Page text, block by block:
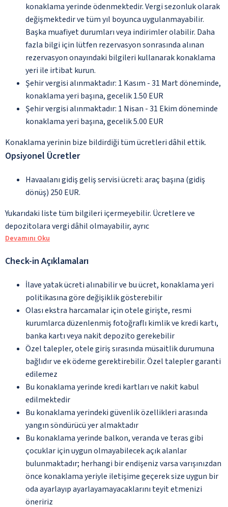
konaklama yerinde ödenmektedir. Vergi sezonluk olarak
değişmektedir ve tüm yıl boyunca uygulanmayabilir.
Başka muafiyet durumları veya indirimler olabilir. Daha
fazla bilgi için lütfen rezervasyon sonrasında alınan
rezervasyon onayındaki bilgileri kullanarak konaklama
yeri ile irtibat kurun.
Şehir vergisi alınmaktadır: 1 Kasım - 31 Mart döneminde,
konaklama yeri başına, gecelik 1.50 EUR
Şehir vergisi alınmaktadır: 1 Nisan - 31 Ekim döneminde
konaklama yeri başına, gecelik 5.00 EUR
Konaklama yerinin bize bildirdiği tüm ücretleri dâhil ettik.
Opsiyonel Ücretler
Havaalanı gidiş geliş servisi ücreti: araç başına (gidiş
dönüş) 250 EUR.
Yukarıdaki liste tüm bilgileri içermeyebilir. Ücretlere ve
depozitolara vergi dâhil olmayabilir, ayrıc
Devamını Oku
Check-in Açıklamaları
İlave yatak ücreti alınabilir ve bu ücret, konaklama yeri
politikasına göre değişiklik gösterebilir
Olası ekstra harcamalar için otele girişte, resmi
kurumlarca düzenlenmiş fotoğraflı kimlik ve kredi kartı,
banka kartı veya nakit depozito gerekebilir
Özel talepler, otele giriş sırasında müsaitlik durumuna
bağlıdır ve ek ödeme gerektirebilir. Özel talepler garanti
edilemez
Bu konaklama yerinde kredi kartları ve nakit kabul
edilmektedir
Bu konaklama yerindeki güvenlik özellikleri arasında
yangın söndürücü yer almaktadır
Bu konaklama yerinde balkon, veranda ve teras gibi
çocuklar için uygun olmayabilecek açık alanlar
bulunmaktadır; herhangi bir endişeniz varsa varışınızdan
önce konaklama yeriyle iletişime geçerek size uygun bir
oda ayarlayıp ayarlayamayacaklarını teyit etmenizi
öneririz